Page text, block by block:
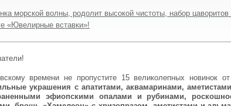
морской волны, родолит высокой чистоты, набор
«Ювелирные вставки»!
времени не пропустите 15 великолепных новинок от
украшения с апатитами, аквамаринами,
эфиопскими опалами и рубинами,